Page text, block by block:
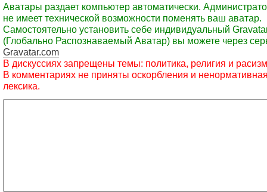
Аватары раздает компьютер автоматически.
не имеет технической возможности поменять ваш аватар.
Самостоятельно установить себе индивидуальный
(Глобально Распознаваемый Аватар) вы можете через
Gravatar.com
В дискуссиях запрещены темы: политика, религия и
В комментариях не приняты оскорбления и
лексика.